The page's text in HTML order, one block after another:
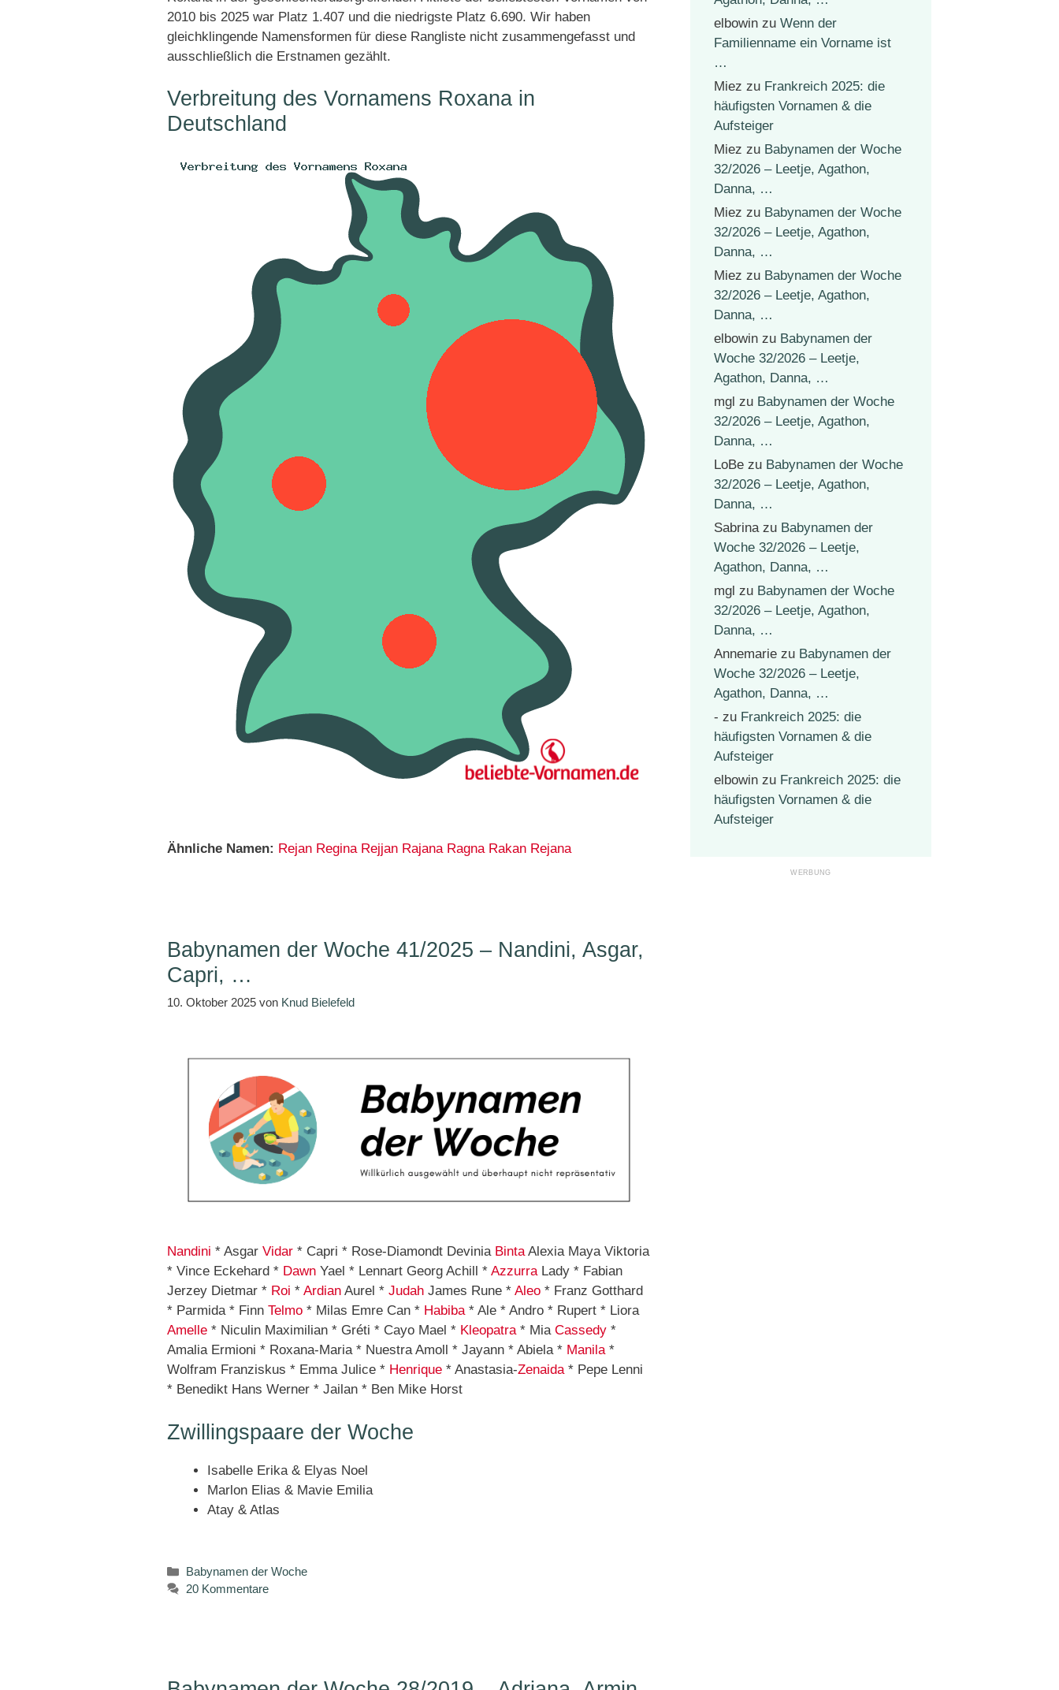
2010 bis 2025 war Platz 1.407 und die niedrigste Platz 6.690. Wir haben
gleichklingende Namensformen für diese Rangliste nicht zusammengefasst und
ausschließlich die Erstnamen gezählt.
Verbreitung des Vornamens Roxana in
Deutschland
Ähnliche Namen: Rejan Regina Rejjan Rajana Ragna Rakan Rejana
Babynamen der Woche 41/2025 – Nandini, Asgar,
Capri, …
10. Oktober 2025 von Knud Bielefeld
Nandini * Asgar Vidar * Capri * Rose-Diamondt Devinia BintaAlexia Maya Viktoria
* Vince Eckehard * Dawn Yael * Lennart Georg Achill * AzzurraLady * Fabian
Jerzey Dietmar * Roi * Ardian Aurel * Judah James Rune * Aleo * Franz Gotthard
* Parmida * Finn Telmo * Milas Emre Can * Habiba* Ale * Andro * Rupert * Liora
Amelle * Niculin Maximilian * Gréti * Cayo Mael * Kleopatra* Mia Cassedy *
Amalia Ermioni * Roxana-Maria * Nuestra Amoll * Jayann * Abiela * Manila*
Wolfram Franziskus * Emma Julice * Henrique * Anastasia-Zenaida* Pepe Lenni
* Benedikt Hans Werner * Jailan * Ben Mike Horst
Zwillingspaare der Woche
Isabelle Erika & Elyas Noel
Marlon Elias & Mavie Emilia
Atay & Atlas
Kategorien
Babynamen der Woche
20 Kommentare
elbowin zu Wenn der
Familienname ein Vorname ist
…
Miez zu Frankreich 2025: die
häufigsten Vornamen & die
Aufsteiger
Miez zu Babynamen der Woche
32/2026 – Leetje, Agathon,
Danna, …
Miez zu Babynamen der Woche
32/2026 – Leetje, Agathon,
Danna, …
Miez zu Babynamen der Woche
32/2026 – Leetje, Agathon,
Danna, …
elbowin zu Babynamen der
Woche 32/2026 – Leetje,
Agathon, Danna, …
mgl zu Babynamen der Woche
32/2026 – Leetje, Agathon,
Danna, …
LoBe zu Babynamen der Woche
32/2026 – Leetje, Agathon,
Danna, …
Sabrinazu Babynamen der
Woche 32/2026 – Leetje,
Agathon, Danna, …
mgl zu Babynamen der Woche
32/2026 – Leetje, Agathon,
Danna, …
Annemarie zu Babynamen der
Woche 32/2026 – Leetje,
Agathon, Danna, …
- zu Frankreich 2025: die
häufigsten Vornamen & die
Aufsteiger
elbowin zu Frankreich 2025: die
häufigsten Vornamen & die
Aufsteiger